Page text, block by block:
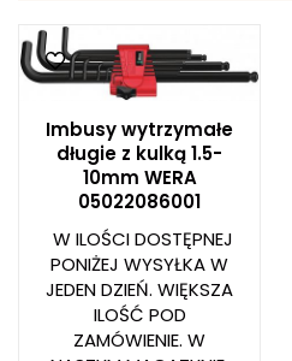
Imbusy wytrzymałe
długie z kulką 1.5-
10mm WERA
05022086001
W ILOŚCI DOSTĘPNEJ
PONIŻEJ WYSYŁKA W
JEDEN DZIEŃ. WIĘKSZA
ILOŚĆ POD
ZAMÓWIENIE. W